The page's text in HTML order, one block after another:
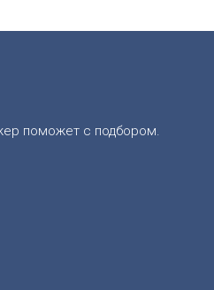
поможет с подбором.